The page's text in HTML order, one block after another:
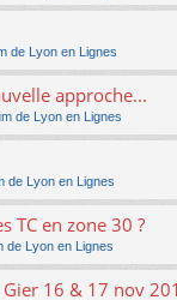
de Lyon en Lignes
approche...
de Lyon en Lignes
de Lyon en Lignes
TC en zone 30 ?
de Lyon en Lignes
16 & 17 nov